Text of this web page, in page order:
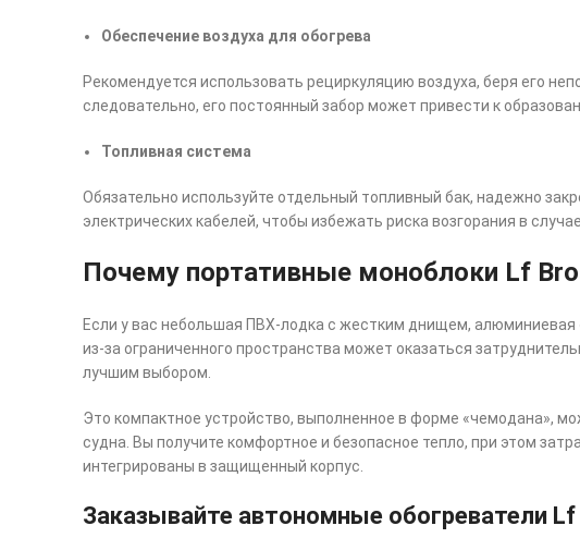
Обеспечение воздуха для обогрева
Рекомендуется использовать рециркуляцию воздуха, беря его
следовательно, его постоянный забор может привести к
Топливная система
Обязательно используйте отдельный топливный бак, надежно
электрических кабелей, чтобы избежать риска возгорания в
Почему портативные моноблоки Lf
Если у вас небольшая ПВХ-лодка с жестким днищем, алюминиевая
из-за ограниченного пространства может оказаться
лучшим выбором.
Это компактное устройство, выполненное в форме «чемодана»,
судна. Вы получите комфортное и безопасное тепло, при этом
интегрированы в защищенный корпус.
Заказывайте автономные обогреватели